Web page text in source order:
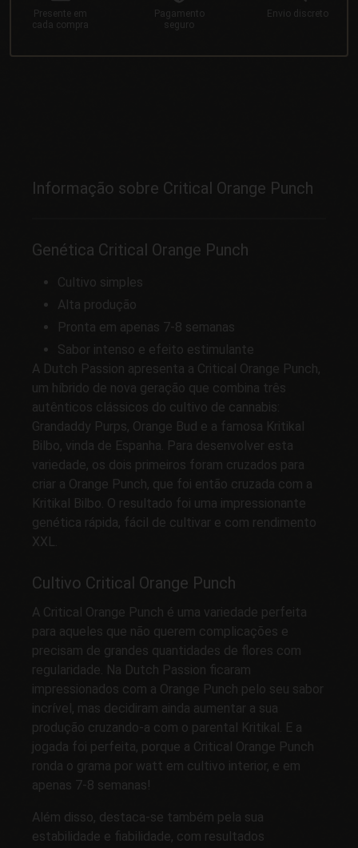
Presente em
cada compra
Pagamento
seguro
Envio discreto
Informação sobre Critical Orange Punch
Genética Critical Orange Punch
Cultivo simples
Alta produção
Pronta em apenas 7-8 semanas
Sabor intenso e efeito estimulante
A Dutch Passion apresenta a Critical Orange Punch,
um híbrido de nova geração que combina três
autênticos clássicos do cultivo de cannabis:
Grandaddy Purps, Orange Bud e a famosa Kritikal
Bilbo, vinda de Espanha. Para desenvolver esta
variedade, os dois primeiros foram cruzados para
criar a Orange Punch, que foi então cruzada com a
Kritikal Bilbo. O resultado foi uma impressionante
genética rápida, fácil de cultivar e com rendimento
XXL.
Cultivo Critical Orange Punch
A Critical Orange Punch é uma variedade perfeita
para aqueles que não querem complicações e
precisam de grandes quantidades de flores com
regularidade. Na Dutch Passion ficaram
impressionados com a Orange Punch pelo seu sabor
incrível, mas decidiram ainda aumentar a sua
produção cruzando-a com o parental Kritikal. E a
jogada foi perfeita, porque a Critical Orange Punch
ronda o grama por watt em cultivo interior, e em
apenas 7-8 semanas!
Além disso, destaca-se também pela sua
estabilidade e fiabilidade, com resultados